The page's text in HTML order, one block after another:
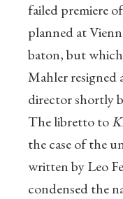
failed premiere
planned at
baton, but
Mahler resigned
director shortly
The libretto to
the case of the
written by Leo
condensed the